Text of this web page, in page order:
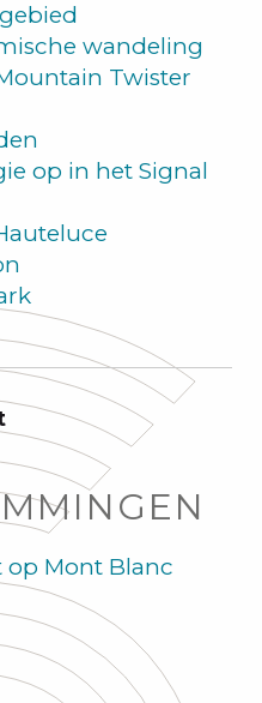
wandeling
Twister
op in het Signal
Mont Blanc